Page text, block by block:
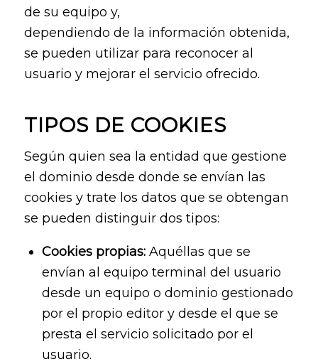
de su equipo y,
dependiendo de la información obtenida,
se pueden utilizar para reconocer al
usuario y mejorar el servicio ofrecido.
TIPOS DE COOKIES
Según quien sea la entidad que gestione
el dominio desde donde se envían las
cookies y trate los datos que se obtengan
se pueden distinguir dos tipos:
Cookies propias:Aquéllas que se
envían al equipo terminal del usuario
desde un equipo o dominio gestionado
por el propio editor y desde el que se
presta el servicio solicitado por el
usuario.